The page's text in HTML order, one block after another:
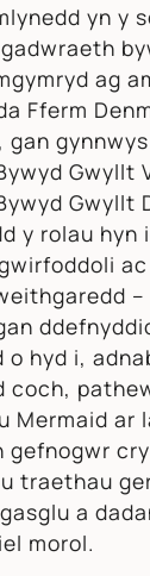
yn y
ag
Fferm
gan gynnwys
Gwyllt
Gwyllt
y rolau hyn
o hyd i,
coch,
Mermaid ar
gefnogwr
traethau
a
morol.